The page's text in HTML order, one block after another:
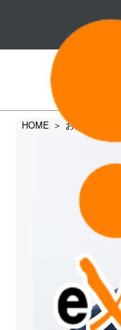
HOME お知らせ